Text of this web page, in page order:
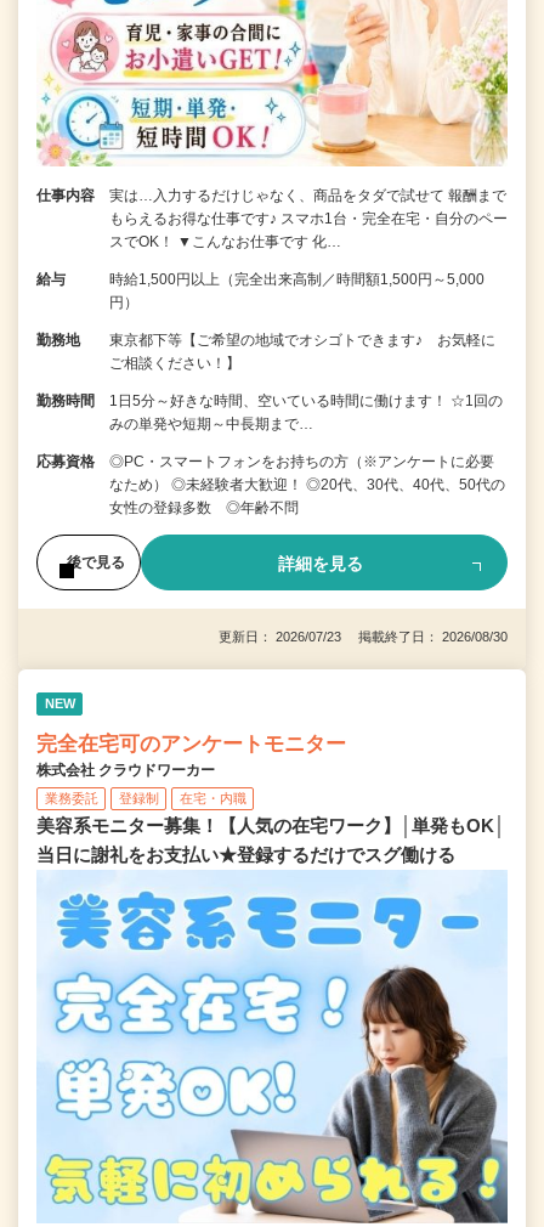
仕事内容
実は…入力するだけじゃなく、商品をタダで試せて 報酬まで
もらえるお得な仕事です♪ スマホ1台・完全在宅・自分のペー
スでOK！ ▼こんなお仕事です 化…
給与
時給1,500円以上（完全出来高制／時間額1,500円～5,000
円）
勤務地
東京都下等【ご希望の地域でオシゴトできます♪ お気軽に
ご相談ください！】
勤務時間
1日5分～好きな時間、空いている時間に働けます！ ☆1回の
みの単発や短期～中長期まで…
応募資格
◎PC・スマートフォンをお持ちの方（※アンケートに必要
なため） ◎未経験者大歓迎！ ◎20代、30代、40代、50代の
女性の登録多数 ◎年齢不問
後で見る 詳細を見る
更新日： 2026/07/23 掲載終了日： 2026/08/30
NEW
完全在宅可のアンケートモニター
株式会社 クラウドワーカー
業務委託 登録制 在宅・内職
美容系モニター募集！【人気の在宅ワーク】│単発もOK│
当日に謝礼をお支払い★登録するだけでスグ働ける